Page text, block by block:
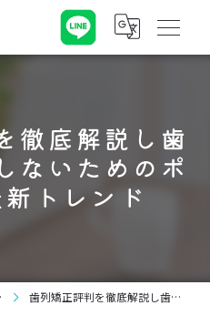
徹底解説し歯
ないためのポ
トレンド
歯列矯正評判を徹底解説し歯科選びで後悔しないためのポイントと最新トレンド